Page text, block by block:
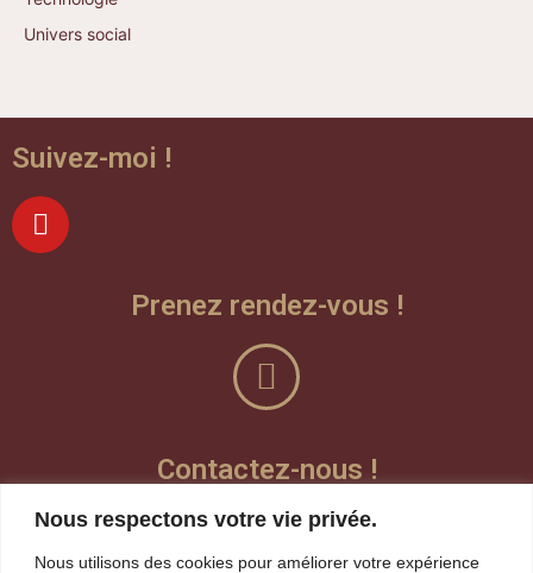
Nous respectons votre vie privée.
Nous utilisons des cookies pour améliorer votre expérience
Univers social
Suivez-moi !
Prenez rendez-vous !
Contactez-nous !
Laisser un message vocal